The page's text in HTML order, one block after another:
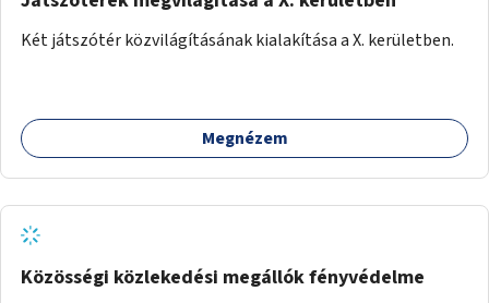
Két játszótér közvilágításának kialakítása a X. kerületben.
Megnézem
Közösségi közlekedési megállók fényvédelme